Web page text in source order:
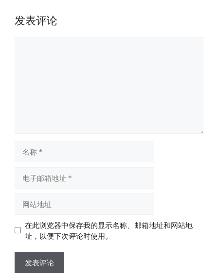
发表评论
址
址
在此浏览器中保存我的显示名称、邮箱地址和网站地
址，以便下次评论时使用。